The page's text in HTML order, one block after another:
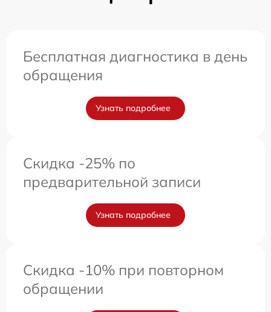
Бесплатная диагностика в день
обращения
Узнать подробнее
Скидка -25% по
предварительной записи
Узнать подробнее
Скидка -10% при повторном
обращении